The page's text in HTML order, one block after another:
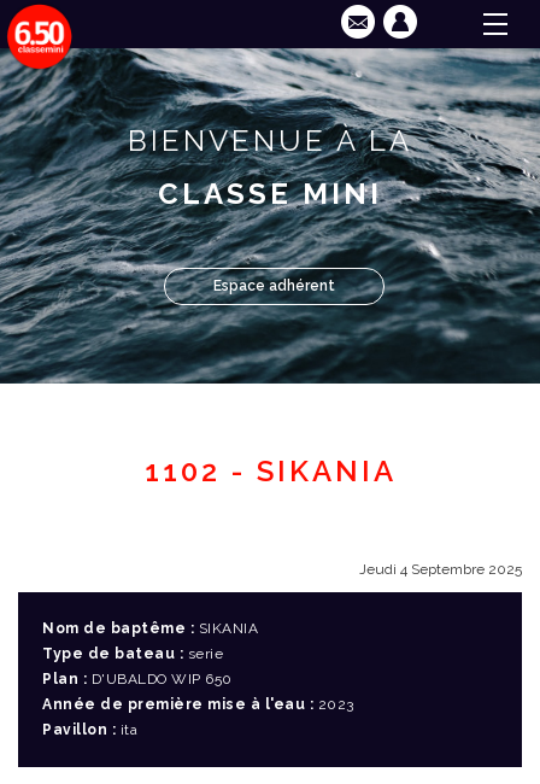
BIENVENUE À LA
CLASSE MINI
Espace adhérent
1102 - SIKANIA
Jeudi 4 Septembre 2025
Nom de baptême : SIKANIA
Type de bateau : serie
Plan : D'UBALDO WIP 650
Année de première mise à l'eau : 2023
Pavillon : ita